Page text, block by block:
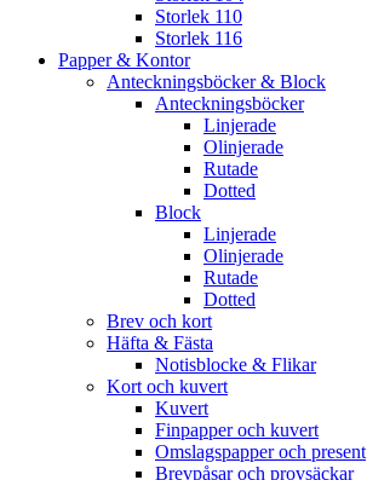
Storlek 110
Storlek 116
Papper & Kontor
Anteckningsböcker & Block
Anteckningsböcker
Linjerade
Olinjerade
Rutade
Dotted
Block
Linjerade
Olinjerade
Rutade
Dotted
Brev och kort
Häfta & Fästa
Notisblocke & Flikar
Kort och kuvert
Kuvert
Finpapper och kuvert
Omslagspapper och present
Brevpåsar och provsäckar